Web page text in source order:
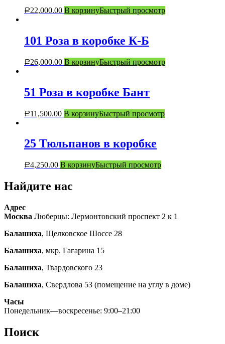
Р22,000.00 В корзинуБыстрый просмотр
101 Роза в коробке К-Б
Р26,000.00 В корзинуБыстрый просмотр
51 Роза в коробке Бант
Р11,500.00 В корзинуБыстрый просмотр
25 Тюльпанов в коробке
Р4,250.00 В корзинуБыстрый просмотр
Найдите нас
Адрес
Москва Люберцы: Лермонтовский проспект 2 к 1
Балашиха, Щелковское Шоссе 28
Балашиха, мкр. Гагарина 15
Балашиха, Твардовского 23
Балашиха, Свердлова 53 (помещение на углу в доме)
Часы
Понедельник—воскресенье: 9:00–21:00
Поиск